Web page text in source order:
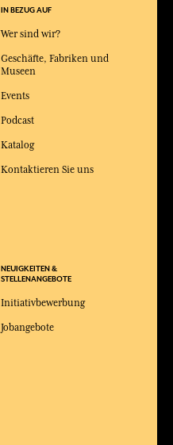
IN BEZUG AUF
Wer sind wir?
Geschäfte, Fabriken und
Museen
Events
Podcast
Katalog
Kontaktieren Sie uns
NEUIGKEITEN &
STELLENANGEBOTE
Initiativbewerbung
Jobangebote